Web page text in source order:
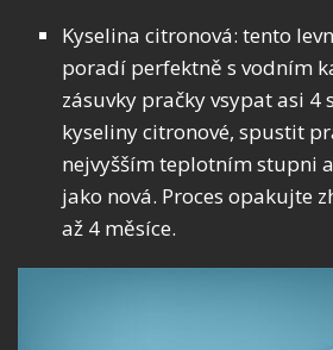
Kyselina citronová: tento
poradí perfektně s vodním
zásuvky pračky vsypat asi 4
kyseliny citronové, spustit
nejvyšším teplotním stupni
jako nová. Proces opakujte
až 4 měsíce.